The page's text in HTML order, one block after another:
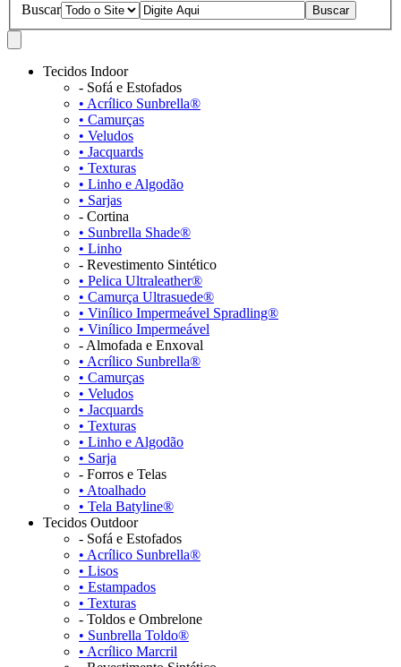
Buscar
Tecidos Indoor
- Sofá e Estofados
• Acrílico Sunbrella®
• Camurças
• Veludos
• Jacquards
• Texturas
• Linho e Algodão
• Sarjas
- Cortina
• Sunbrella Shade®
• Linho
- Revestimento Sintético
• Pelica Ultraleather®
• Camurça Ultrasuede®
• Vinílico Impermeável Spradling®
• Vinílico Impermeável
- Almofada e Enxoval
• Acrílico Sunbrella®
• Camurças
• Veludos
• Jacquards
• Texturas
• Linho e Algodão
• Sarja
- Forros e Telas
• Atoalhado
• Tela Batyline®
Tecidos Outdoor
- Sofá e Estofados
• Acrílico Sunbrella®
• Lisos
• Estampados
• Texturas
- Toldos e Ombrelone
• Sunbrella Toldo®
• Acrílico Marcril